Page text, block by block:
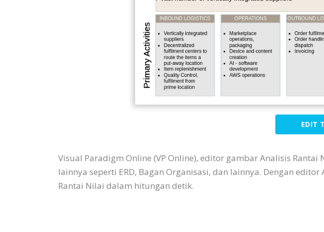
EDIT
Visual Paradigm Online (VP Online), editor gambar Analisis
lainnya seperti ERD, Bagan Organisasi, dan lainnya. Dengan
Rantai Nilai dalam hitungan detik.